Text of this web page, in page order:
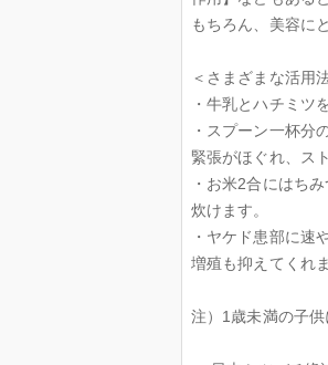
もちろん、美容に
＜さまざまな活用
・牛乳とハチミツ
・スプーン一杯分
緊張がほぐれ、ス
・お米2合にはち
炊けます。
・ヤケド患部に速
増殖も抑えてく
注）1歳未満の子